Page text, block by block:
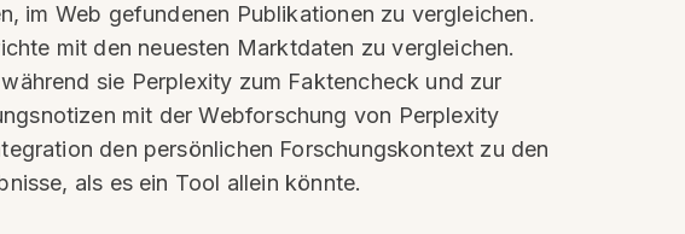
im Web gefundenen Publikationen zu vergleichen.
mit den neuesten Marktdaten zu vergleichen.
sie Perplexity zum Faktencheck und zur
mit der Webforschung von Perplexity
den persönlichen Forschungskontext zu den
als es ein Tool allein könnte.